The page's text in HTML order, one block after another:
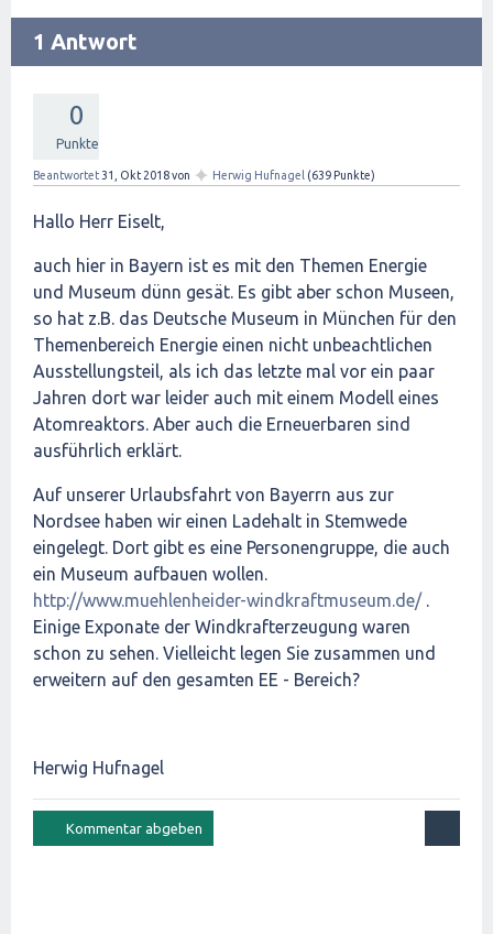
1 Antwort
0
Punkte
Beantwortet 31, Okt 2018von ✦ Herwig Hufnagel (639 Punkte)
Hallo Herr Eiselt,
auch hier in Bayern ist es mit den Themen Energie
und Museum dünn gesät. Es gibt aber schon Museen,
so hat z.B. das Deutsche Museum in München für den
Themenbereich Energie einen nicht unbeachtlichen
Ausstellungsteil, als ich das letzte mal vor ein paar
Jahren dort war leider auch mit einem Modell eines
Atomreaktors. Aber auch die Erneuerbaren sind
ausführlich erklärt.
Auf unserer Urlaubsfahrt von Bayerrn aus zur
Nordsee haben wir einen Ladehalt in Stemwede
eingelegt. Dort gibt es eine Personengruppe, die auch
ein Museum aufbauen wollen.
http://www.muehlenheider-windkraftmuseum.de/.
Einige Exponate der Windkrafterzeugung waren
schon zu sehen. Vielleicht legen Sie zusammen und
erweitern auf den gesamten EE - Bereich?
Herwig Hufnagel